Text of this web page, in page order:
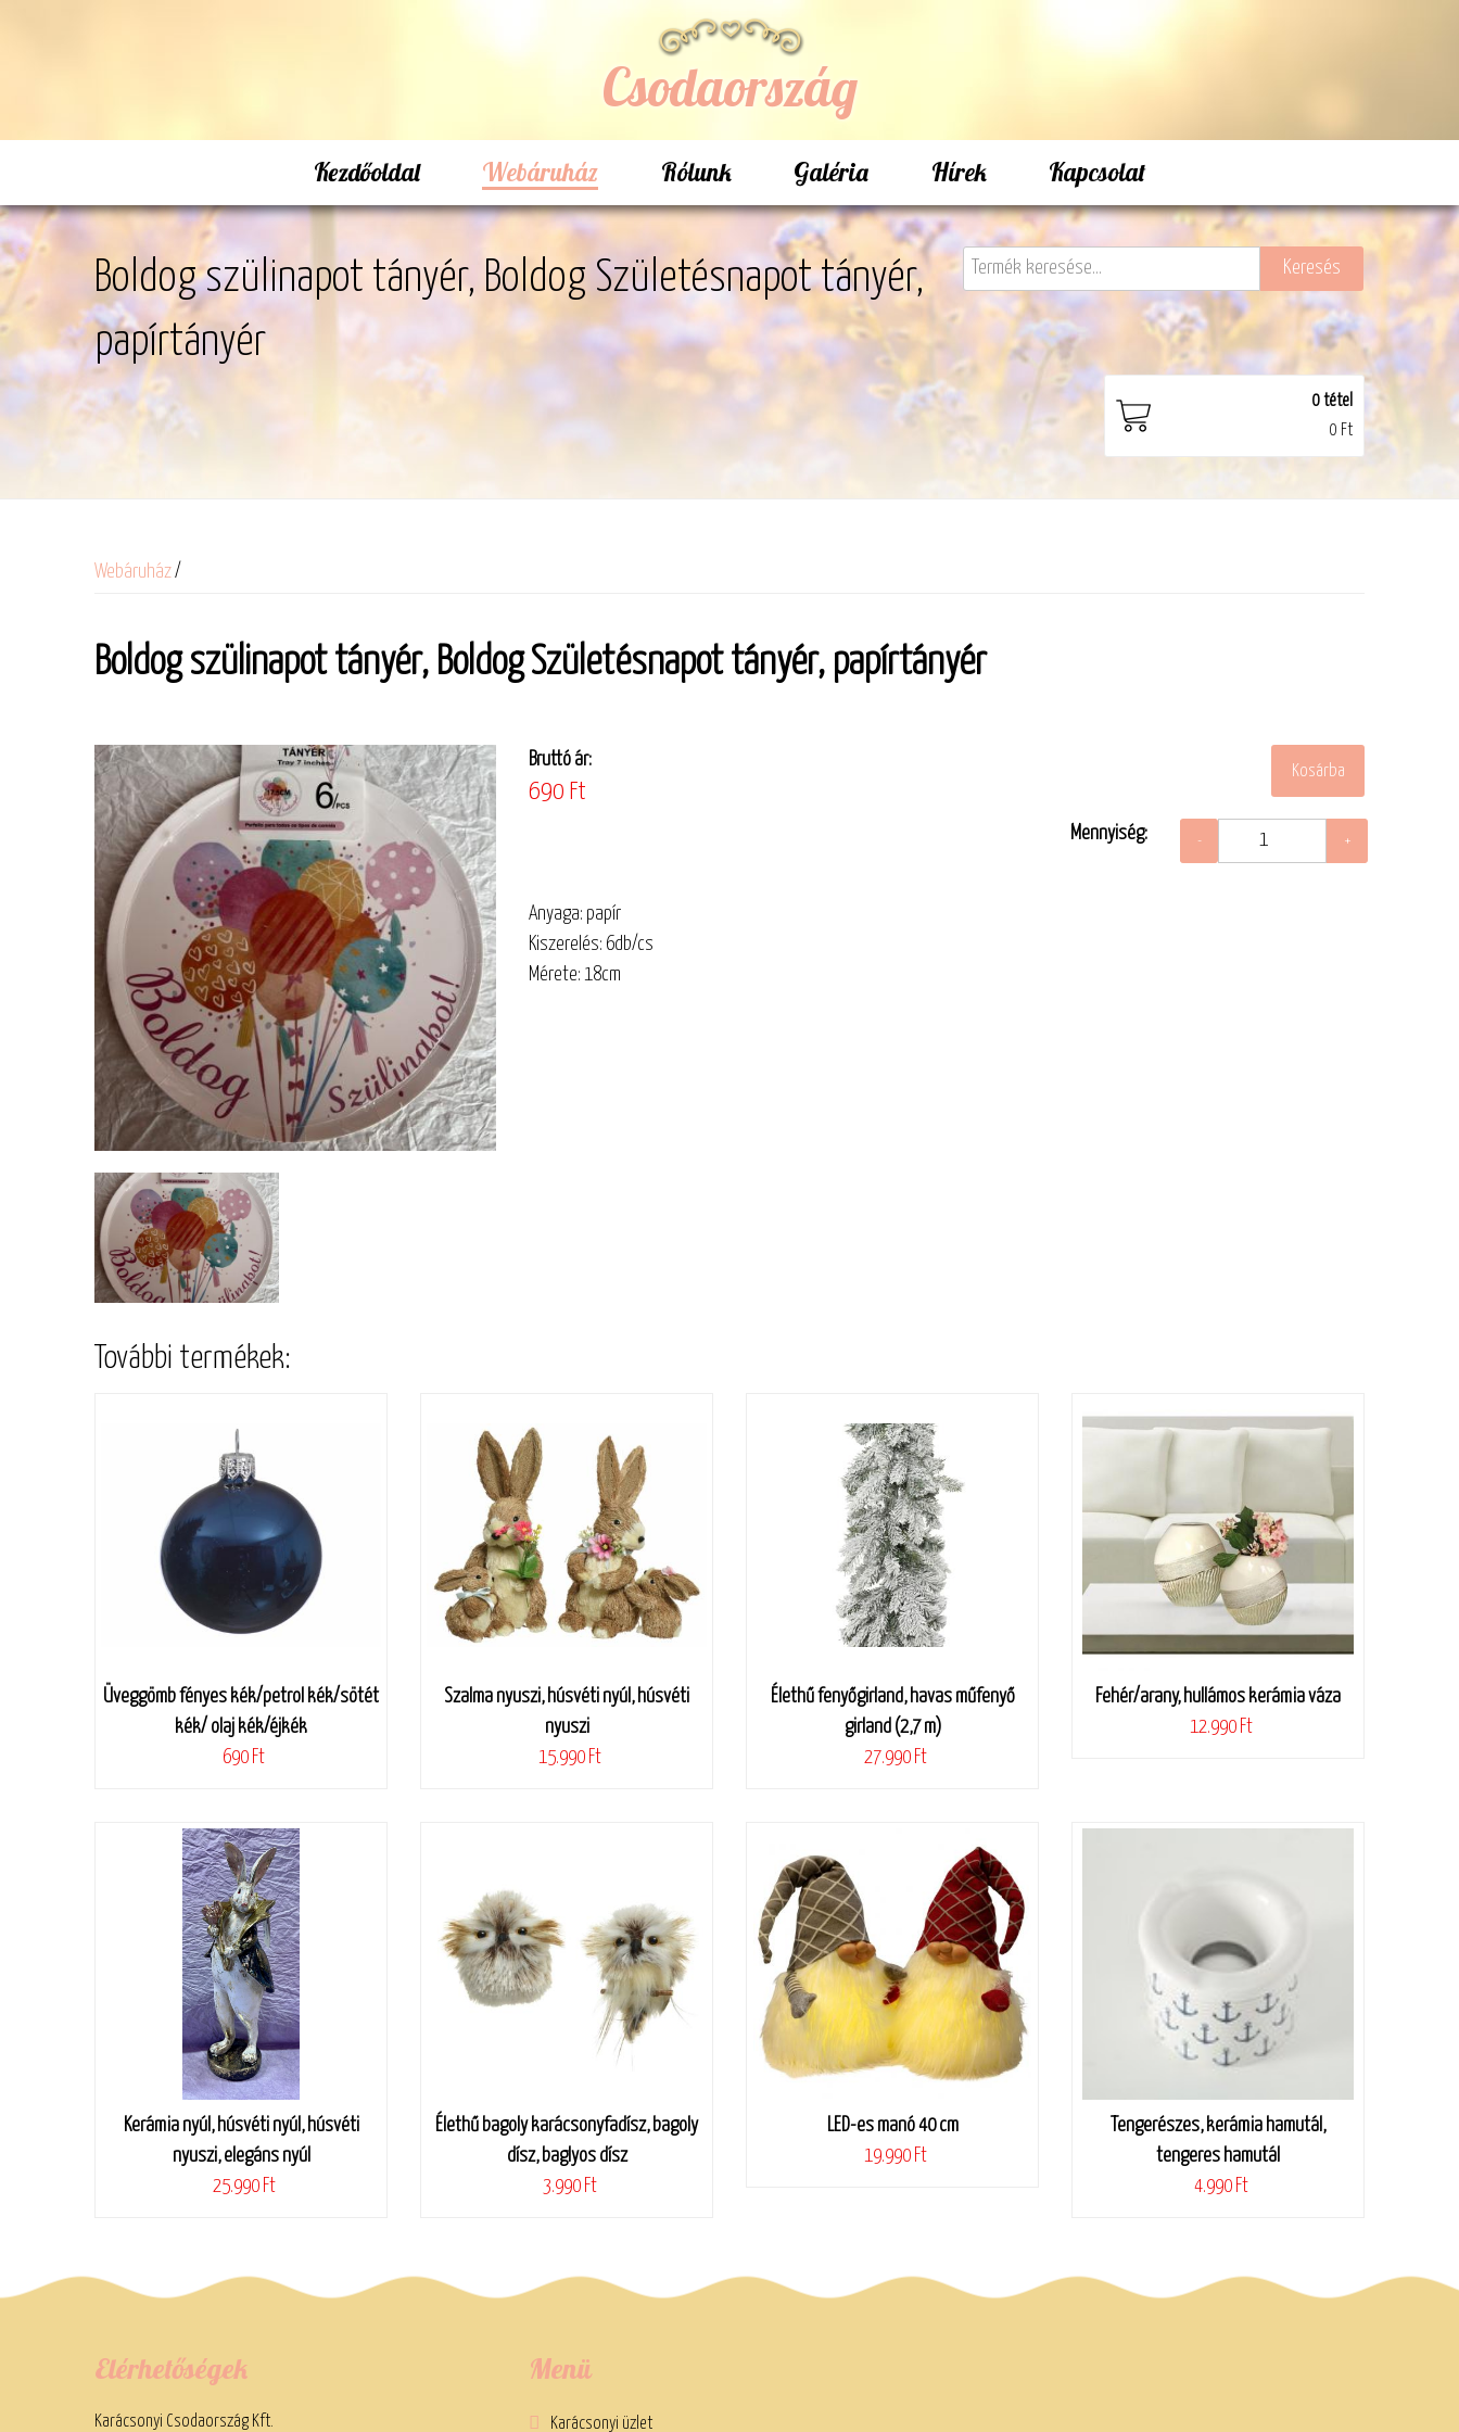
Csodaország
Kezdőoldal Webáruház Rólunk Galéria Hírek Kapcsolat
Boldog szülinapot tányér, Boldog Születésnapot tányér,
papírtányér
0tétel
0 Ft
Webáruház/
Boldog szülinapot tányér, Boldog Születésnapot tányér, papírtányér
Bruttó ár:
690 Ft
Mennyiség:
Anyaga: papír
Kiszerelés: 6db/cs
Mérete: 18cm
További termékek:
Üveggömb fényes kék/petrol kék/sötét
kék/ olaj kék/éjkék
690 Ft
Szalma nyuszi, húsvéti nyúl, húsvéti
nyuszi
15.990 Ft
Élethű fenyőgirland, havas műfenyő
girland (2,7 m)
27.990 Ft
Fehér/arany, hullámos kerámia váza
12.990 Ft
Kerámia nyúl, húsvéti nyúl, húsvéti
nyuszi, elegáns nyúl
25.990 Ft
Élethű bagoly karácsonyfadísz, bagoly
dísz, baglyos dísz
3.990 Ft
LED-es manó 40 cm
19.990 Ft
Tengerészes, kerámia hamutál,
tengeres hamutál
4.990 Ft
Elérhetőségek
Karácsonyi Csodaország Kft.
Menü
Karácsonyi üzlet